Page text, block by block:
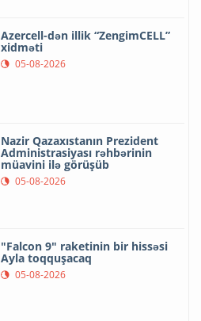
Azercell-dən illik “ZengimCELL”
xidməti
05-08-2026
Nazir Qazaxıstanın Prezident
Administrasiyası rəhbərinin
müavini ilə görüşüb
05-08-2026
"Falcon 9" raketinin bir hissəsi
Ayla toqquşacaq
05-08-2026